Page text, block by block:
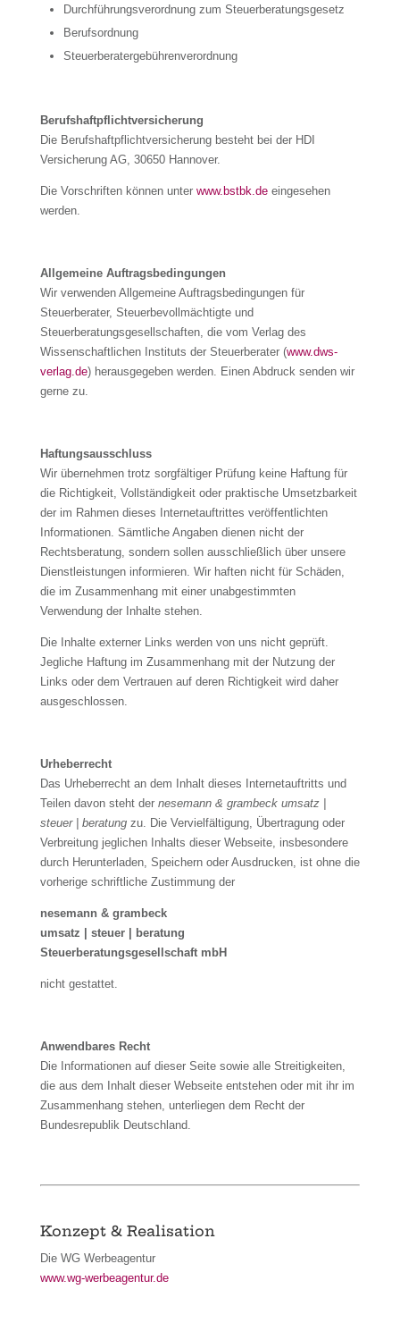
Durchführungsverordnung zum Steuerberatungsgesetz
Berufsordnung
Steuerberatergebührenverordnung
Berufshaftpflichtversicherung
Die Berufshaftpflichtversicherung besteht bei der HDI
Versicherung AG, 30650 Hannover.
Die Vorschriften können unter www.bstbk.deeingesehen
werden.
Allgemeine Auftragsbedingungen
Wir verwenden Allgemeine Auftragsbedingungen für
Steuerberater, Steuerbevollmächtigte und
Steuerberatungsgesellschaften, die vom Verlag des
Wissenschaftlichen Instituts der Steuerberater (www.dws-
verlag.de) herausgegeben werden. Einen Abdruck senden wir
gerne zu.
Haftungsausschluss
Wir übernehmen trotz sorgfältiger Prüfung keine Haftung für
die Richtigkeit, Vollständigkeit oder praktische Umsetzbarkeit
der im Rahmen dieses Internetauftrittes veröffentlichten
Informationen. Sämtliche Angaben dienen nicht der
Rechtsberatung, sondern sollen ausschließlich über unsere
Dienstleistungen informieren. Wir haften nicht für Schäden,
die im Zusammenhang mit einer unabgestimmten
Verwendung der Inhalte stehen.
Die Inhalte externer Links werden von uns nicht geprüft.
Jegliche Haftung im Zusammenhang mit der Nutzung der
Links oder dem Vertrauen auf deren Richtigkeit wird daher
ausgeschlossen.
Urheberrecht
Das Urheberrecht an dem Inhalt dieses Internetauftritts und
Teilen davon steht der nesemann & grambeck umsatz |
steuer | beratungzu. Die Vervielfältigung, Übertragung oder
Verbreitung jeglichen Inhalts dieser Webseite, insbesondere
durch Herunterladen, Speichern oder Ausdrucken, ist ohne die
vorherige schriftliche Zustimmung der
nesemann & grambeck
umsatz | steuer | beratung
Steuerberatungsgesellschaft mbH
nicht gestattet.
Anwendbares Recht
Die Informationen auf dieser Seite sowie alle Streitigkeiten,
die aus dem Inhalt dieser Webseite entstehen oder mit ihr im
Zusammenhang stehen, unterliegen dem Recht der
Bundesrepublik Deutschland.
Konzept & Realisation
Die WG Werbeagentur
www.wg-werbeagentur.de